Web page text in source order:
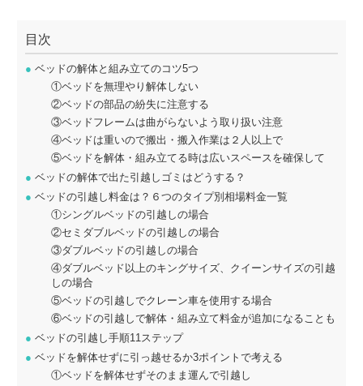
目次
● ベッドの解体と組み立てのコツ5つ
①ベッドを無理やり解体しない
②ベッドの部品の紛失に注意する
③ベッドフレームは曲がらないよう取り扱い注意
④ベッドは重いので搬出・搬入作業は２人以上で
⑤ベッドを解体・組み立てる時は広いスペースを確保して
● ベッドの解体で出た引越しゴミはどうする？
● ベッドの引越し料金は？６つのタイプ別相場料金一覧
①シングルベッドの引越しの場合
②セミダブルベッドの引越しの場合
③ダブルベッドの引越しの場合
④ダブルベッド以上のキングサイズ、クイーンサイズの引越
しの場合
⑤ベッドの引越しでクレーン車を使用する場合
⑥ベッドの引越しで解体・組み立て料金が追加になることも
● ベッドの引越し手順11ステップ
● ベッドを解体せずに引っ越せるか3ポイントで考える
①ベッドを解体せずそのまま運んで引越し